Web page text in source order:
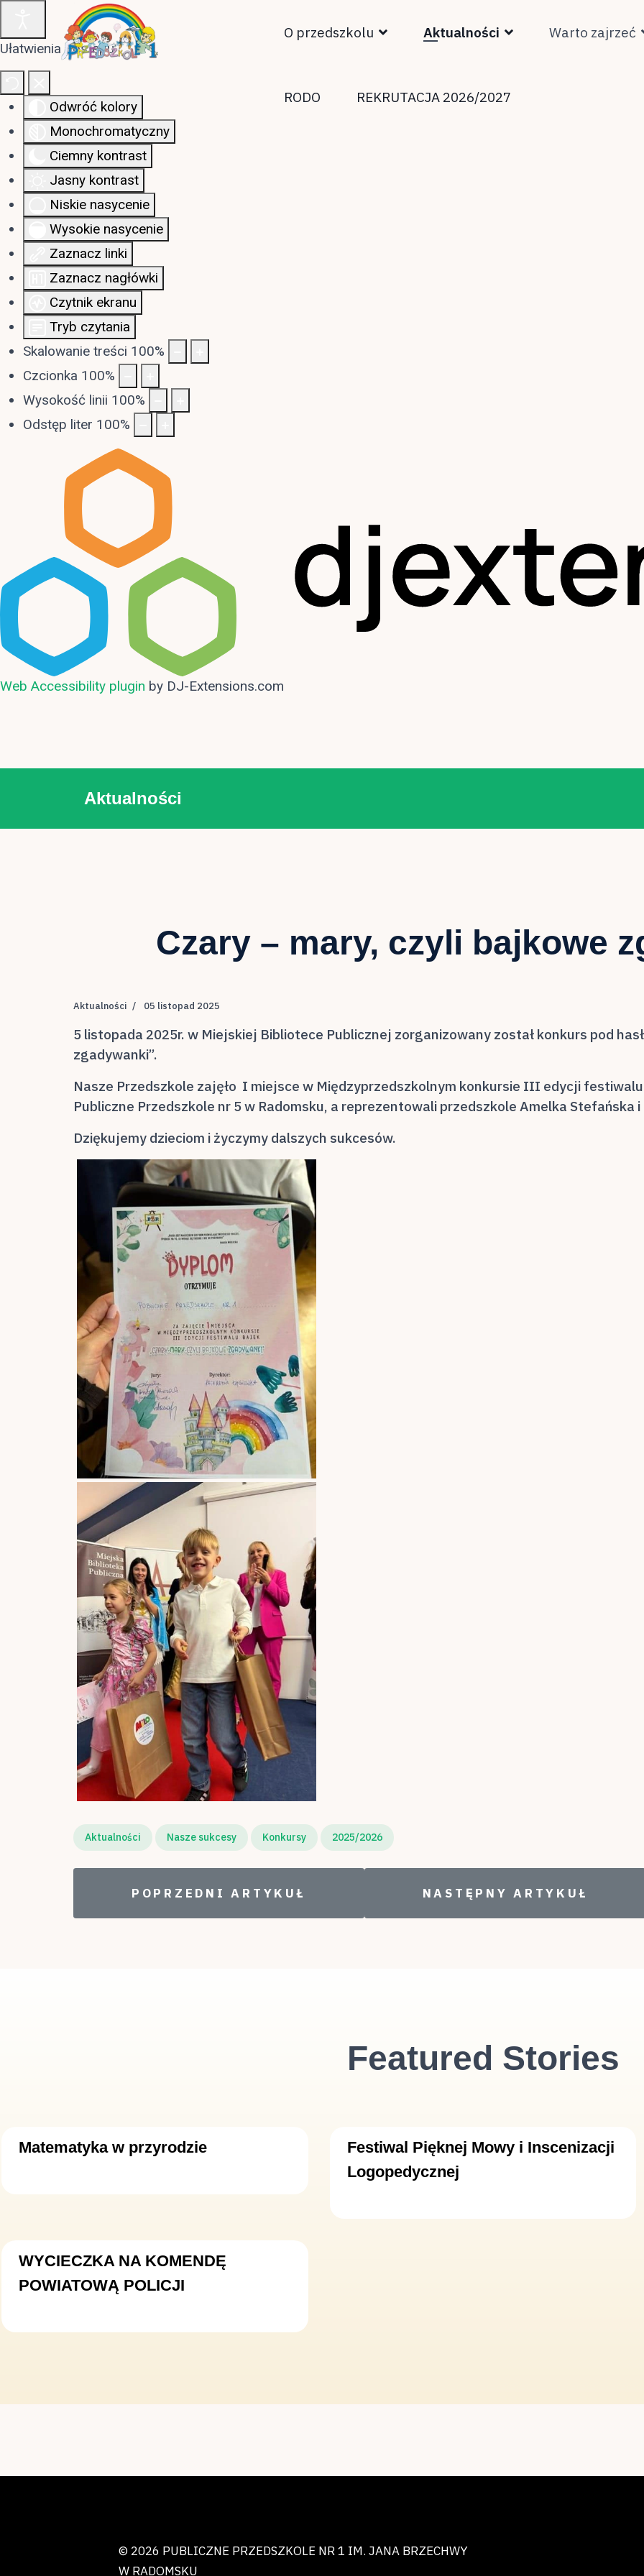
Ułatwienia dostępu
Odwróć kolory
Monochromatyczny
Ciemny kontrast
Jasny kontrast
Niskie nasycenie
Wysokie nasycenie
Zaznacz linki
Zaznacz nagłówki
Czytnik ekranu
Tryb czytania
Skalowanie treści 100%
Czcionka 100%
Wysokość linii 100%
Odstęp liter 100%
Web Accessibility plugin by DJ-Extensions.com
O przedszkolu Aktualności Warto zajrzeć
RODO REKRUTACJA 2026/2027
Aktualności
Czary – mary, czyli bajkowe
Aktualności 05 listopad 2025
5 listopada 2025r. w Miejskiej Bibliotece Publicznej zorganizowany został konkurs pod
zgadywanki”.
Nasze Przedszkole zajęło I miejsce w Międzyprzedszkolnym konkursie III edycji
Publiczne Przedszkole nr 5 w Radomsku, a reprezentowali przedszkole Amelka Stefańska
Dziękujemy dzieciom i życzymy dalszych sukcesów.
Aktualności Nasze sukcesy Konkursy 2025/2026
POPRZEDNI ARTYKUŁ: MIĘDZYNARODOWY DZIEŃ POSTACI Z
POPRZEDNI ARTYKUŁ NASTĘPNY ARTYKUŁ:
NASTĘPNY ARTYKUŁ
Featured Stories
Matematyka w przyrodzie
Festiwal Pięknej Mowy i Inscenizacji
Logopedycznej
WYCIECZKA NA KOMENDĘ
POWIATOWĄ POLICJI
© 2026 PUBLICZNE PRZEDSZKOLE NR 1 IM. JANA BRZECHWY
W RADOMSKU